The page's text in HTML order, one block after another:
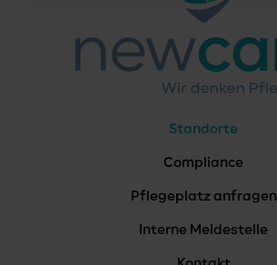
Standorte
Compliance
Pflegeplatz anfragen
Interne Meldestelle